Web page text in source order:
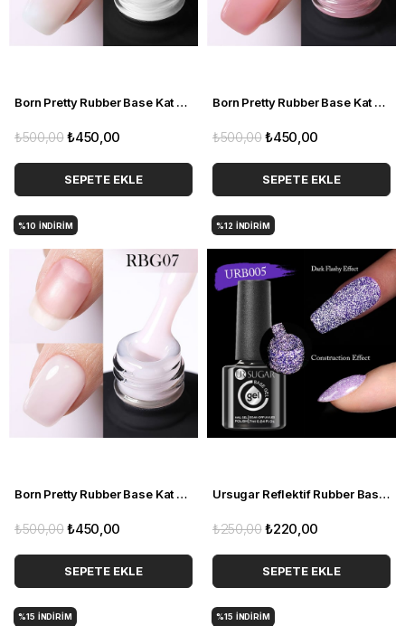
Born Pretty Rubber Base Kat RBG01 (15ml) 55341-1
₺450,00
₺500,00
SEPETE EKLE
Born Pretty Rubber Base Kat RBG06 (15ml) 55341-6
₺450,00
₺500,00
SEPETE EKLE
Born Pretty Rubber Base Kat RBG07 (15ml) 55341-7
₺450,00
₺500,00
SEPETE EKLE
%10 İNDIRIM
Ursugar Reflektif Rubber Base jel URB005 (54372-5)
₺220,00
₺250,00
SEPETE EKLE
%12 İNDIRIM
%15 İNDIRIM %15 İNDIRIM